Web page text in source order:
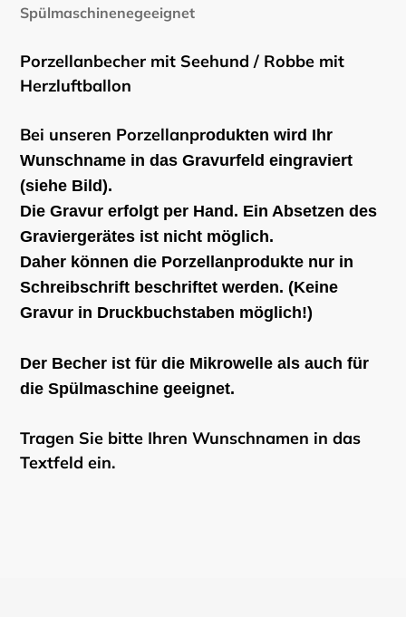
Spülmaschinenegeeignet
Porzellanbecher mit Seehund / Robbe mit
Herzluftballon
Bei unseren Porzellanprodukten wird Ihr
Wunschname in das Gravurfeld eingraviert
(siehe Bild).
Die Gravur erfolgt per Hand. Ein Absetzen des
Graviergerätes ist nicht möglich.
Daher können die Porzellanprodukte nur in
Schreibschrift beschriftet werden. (Keine
Gravur in Druckbuchstaben möglich!)
Der Becher ist für die Mikrowelle als auch für
die Spülmaschine geeignet.
Tragen Sie bitte Ihren Wunschnamen in das
Textfeld ein.